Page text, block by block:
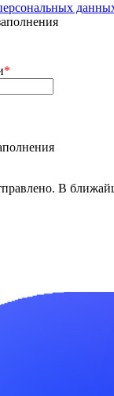
*
В